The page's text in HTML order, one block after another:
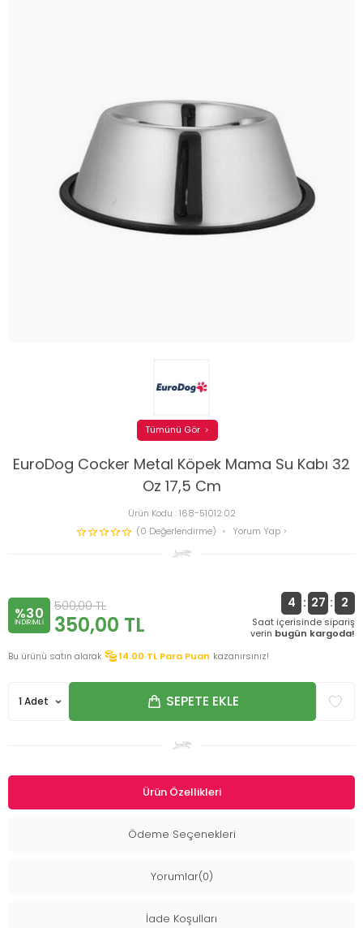
EuroDog Cocker Metal Köpek Mama Su Kabı 32
Oz 17,5 Cm
Ürün Kodu :168-51012.02
(0 Değerlendirme)
Yorum Yap
Tümünü Gör
%30
INDIRIMLI
500,00TL
350,00 TL
4 : 27 : 1
Saat içerisinde sipariş
verin bugün kargoda!
Bu ürünü satın alarak
14.00 TL Para Puan kazanırsınız!
SEPETE EKLE
Ürün Özellikleri
Ödeme Seçenekleri
Yorumlar(0)
İade Koşulları